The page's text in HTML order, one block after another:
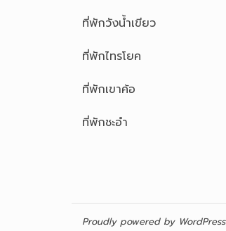
ที่พักวังน้ำเขียว
ที่พักไทรโยค
ที่พักเขาค้อ
ที่พักชะอำ
Proudly powered by WordPress